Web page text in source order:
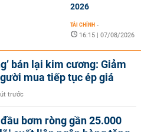
2026
TÀI CHÍNH -
16:15 | 07/08/2026
bán lại kim cương: Giảm
mua tiếp tục ép giá
trước
bơm ròng gần 25.000